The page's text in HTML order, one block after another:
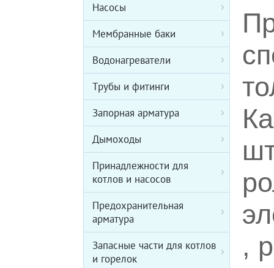
,
Насосы
Мембранные баки
Водонагреватели
Трубы и фитинги
Запорная арматура
Дымоходы
Принадлежности для
котлов и насосов
Предохранительная
арматура
Запасные части для котлов
и горелок